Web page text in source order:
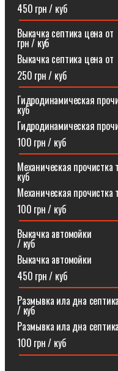
450 грн / куб
Выкачка септика
грн / куб
Выкачка септика цена от
250 грн / куб
Гидродинамическая
куб
Гидродинамическая
100 грн / куб
Механическая
куб
Механическая прочистка
100 грн / куб
Выкачка
/ куб
Выкачка автомойки
450 грн / куб
Размывка ила дна
/ куб
Размывка ила дна септика
100 грн / куб